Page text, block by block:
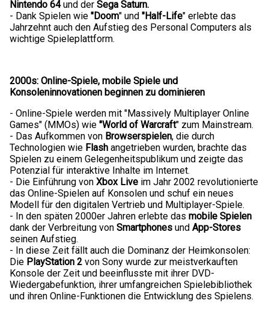
Nintendo 64und der Sega Saturn.
- Dank Spielen wie "Doom" und "Half-Life" erlebte das
Jahrzehnt auch den Aufstieg des Personal Computers als
wichtige Spieleplattform.
2000s: Online-Spiele, mobile Spiele und
Konsoleninnovationen beginnen zu dominieren
- Online-Spiele werden mit "Massively Multiplayer Online
Games" (MMOs) wie "World of Warcraft" zum Mainstream.
- Das Aufkommen von Browserspielen, die durch
Technologien wie Flash angetrieben wurden, brachte das
Spielen zu einem Gelegenheitspublikum und zeigte das
Potenzial für interaktive Inhalte im Internet.
- Die Einführung von Xbox Live im Jahr 2002 revolutionierte
das Online-Spielen auf Konsolen und schuf ein neues
Modell für den digitalen Vertrieb und Multiplayer-Spiele.
- In den späten 2000er Jahren erlebte das mobile Spielen
dank der Verbreitung von Smartphones und App-Stores
seinen Aufstieg.
- In diese Zeit fällt auch die Dominanz der Heimkonsolen:
Die PlayStation 2 von Sony wurde zur meistverkauften
Konsole der Zeit und beeinflusste mit ihrer DVD-
Wiedergabefunktion, ihrer umfangreichen Spielebibliothek
und ihren Online-Funktionen die Entwicklung des Spielens.